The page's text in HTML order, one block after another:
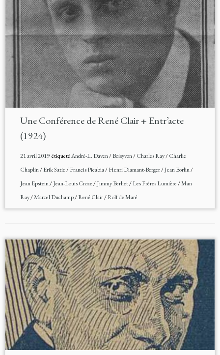
Une Conférence de René Clair + Entr’acte
(1924)
21 avril 2019étiquetéAndré-L. Daven/Boisyvon/Charles Ray/Charlie
Chaplin/Erik Satie/Francis Picabia/Henri Diamant-Berger/Jean Borlin/
Jean Epstein/Jean-Louis Croze/Jimmy Berliet/Les Frères Lumière/Man
Ray/Marcel Duchamp/René Clair/Rolf de Maré